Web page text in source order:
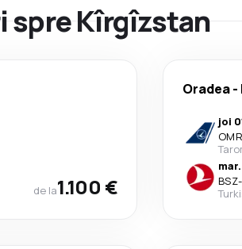
spre Kîrgîzstan
de la1.100 €
Oradea-
joi
OMR
BSZ-